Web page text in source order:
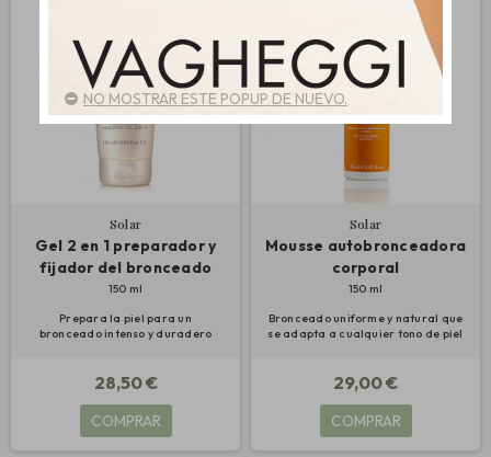
Solar
Gel 2 en 1 preparador y
fijador del bronceado
150 ml
Prepara la piel para un
bronceado intenso y duradero
28,50 €
COMPRAR
Solar
Mousse autobronceadora
corporal
150 ml
Bronceado uniforme y natural que
se adapta a cualquier tono de piel
29,00 €
COMPRAR
NO MOSTRAR ESTE POPUP DE NUEVO.